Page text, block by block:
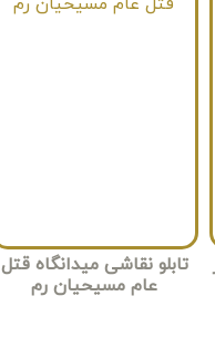
تابلو نقاشی میدانگاه قتل
عام مسیحیان رم